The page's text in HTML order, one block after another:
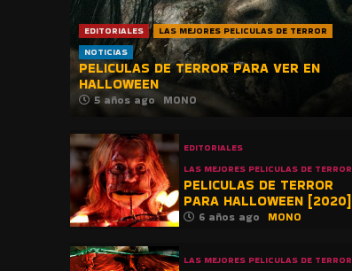
EDITORIALES
LAS MEJORES PELICULAS DE TERROR
NOTICIAS
PELICULAS DE TERROR PARA VER EN
HALLOWEEN
5 años ago MONO
EDITORIALES
LAS MEJORES PELICULAS DE TERROR
PELICULAS DE TERROR
PARA HALLOWEEN [2020]
6 años ago MONO
LAS MEJORES PELICULAS DE TERROR